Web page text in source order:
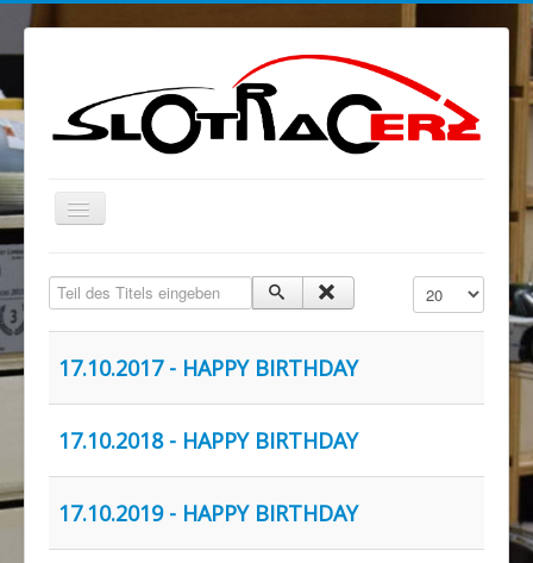
Navigation
an/aus
MELKUSRING
Sponsoren/Förderer
Rechtliches
Rennbahn mieten!
Teil des Titels eingeben Anzeige #
17.10.2017 - HAPPY BIRTHDAY
17.10.2018 - HAPPY BIRTHDAY
17.10.2019 - HAPPY BIRTHDAY